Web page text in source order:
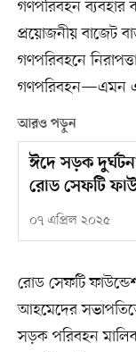
গণপরিবহন ব্যবহার
প্রয়োজনীয় বাজেট
গণপরিবহনে
গণপরিবহন—এমন
আরও পড়ুন
ঈদে সড়ক
রোড সেফটি
০৭ এপ্রিল ২০২৫
রোড সেফটি
আহমেদের
সড়ক পরিবহন